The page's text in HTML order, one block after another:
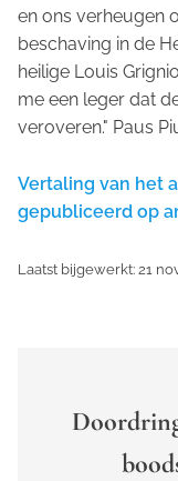
en ons verheugen
beschaving in de
heilige Louis
me een leger dat
veroveren." Paus
Vertaling van het
gepubliceerd op
Laatst bijgewerkt: 21